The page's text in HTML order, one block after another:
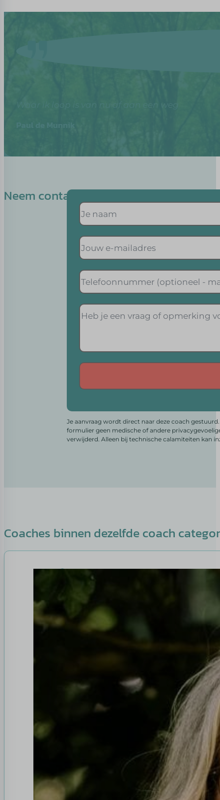
Neem contact op met Hans
Je aanvraag wordt direct naar deze coach
formulier geen medische of andere
verwijderd. Alleen bij technische calamiteiten kan
Coaches binnen dezelfde coach